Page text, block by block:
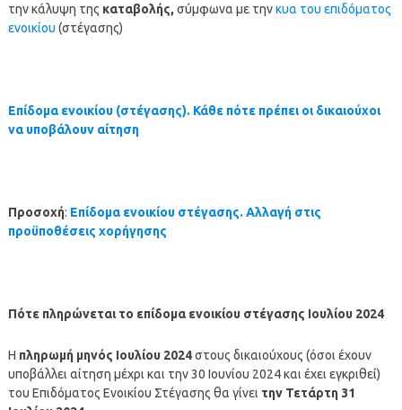
την κάλυψη της καταβολής, σύμφωνα με τηνκυα του επιδόματος
ενοικίου (στέγασης)
Επίδομα ενοικίου (στέγασης). Κάθε πότε πρέπει οι δικαιούχοι
να υποβάλουν αίτηση
Προσοχή: Επίδομα ενοικίου στέγασης. Αλλαγή στις
προϋποθέσεις χορήγησης
Πότε πληρώνεται το επίδομα ενοικίου στέγασης Ιουλίου2024
Η πληρωμή μηνός Ιουλίου2024στους δικαιούχους (όσοι έχουν
υποβάλλει αίτηση μέχρι και την 30 Ιουνίου 2024 και έχει εγκριθεί)
του Επιδόματος Ενοικίου Στέγασης θα γίνει την Τετάρτη 31